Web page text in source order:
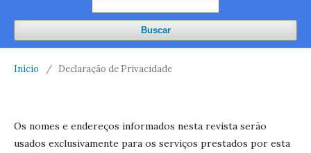
Buscar
Início / Declaração de Privacidade
Os nomes e endereços informados nesta revista serão
usados exclusivamente para os serviços prestados por esta